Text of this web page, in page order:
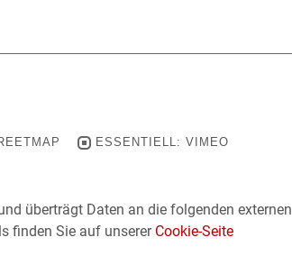
ESSENTIELL: VIMEO
überträgt Daten an die folgenden externen
finden Sie auf unserer Cookie-Seite